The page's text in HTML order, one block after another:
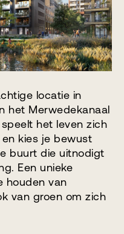
locatie in
het Merwedekanaal
het leven zich
kies je bewust
buurt die uitnodigt
Een unieke
houden van
van groen om zich